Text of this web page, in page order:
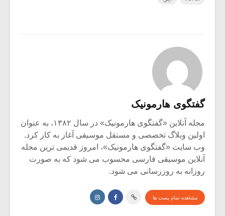
گفتگوی هارمونیک
مجله آنلاین «گفتگوی هارمونیک» در سال ۱۳۸۲، به عنوان
اولین وبلاگ تخصصی و مستقل موسیقی آغاز به کار کرد.
وب سایت «گفتگوی هارمونیک»، امروز قدیمی ترین مجله
آنلاین موسیقی فارسی محسوب می شود که به صورت
روزانه به روزرسانی می شود.
مشاهده تمام پست ها